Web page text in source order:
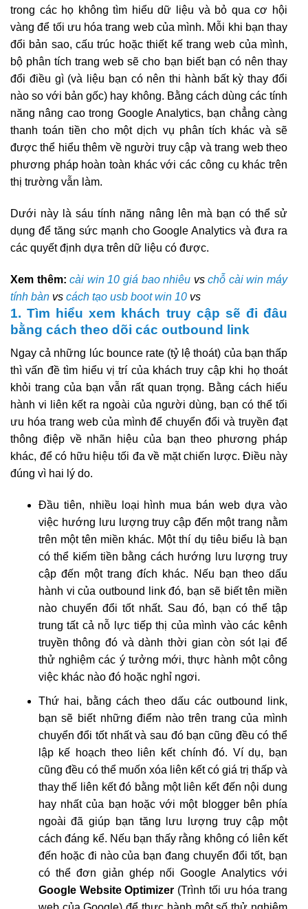
trong các họ không tìm hiểu dữ liệu và bỏ qua cơ hội
vàng để tối ưu hóa trang web của mình. Mỗi khi bạn thay
đổi bản sao, cấu trúc hoặc thiết kế trang web của mình,
bộ phân tích trang web sẽ cho bạn biết bạn có nên thay
đổi điều gì (và liệu bạn có nên thi hành bất kỳ thay đổi
nào so với bản gốc) hay không. Bằng cách dùng các tính
năng nâng cao trong Google Analytics, bạn chẳng càng
thanh toán tiền cho một dịch vụ phân tích khác và sẽ
được thể hiểu thêm về người truy cập và trang web theo
phương pháp hoàn toàn khác với các công cụ khác trên
thị trường vẫn làm.
Dưới này là sáu tính năng nâng lên mà bạn có thể sử
dụng để tăng sức mạnh cho Google Analytics và đưa ra
các quyết định dựa trên dữ liệu có được.
Xem thêm: cài win 10 giá bao nhiêu vschỗ cài win máy
tính bàn vs cách tạo usb boot win 10 vs
1. Tìm hiểu xem khách truy cập sẽ đi đâu
bằng cách theo dõi các outbound link
Ngay cả những lúc bounce rate (tỷ lệ thoát) của bạn thấp
thì vấn đề tìm hiểu vị trí của khách truy cập khi họ thoát
khỏi trang của bạn vẫn rất quan trọng. Bằng cách hiểu
hành vi liên kết ra ngoài của người dùng, bạn có thể tối
ưu hóa trang web của mình để chuyển đổi và truyền đạt
thông điệp về nhãn hiệu của bạn theo phương pháp
khác, để có hữu hiệu tối đa về mặt chiến lược. Điều này
đúng vì hai lý do.
Đầu tiên, nhiều loại hình mua bán web dựa vào
việc hướng lưu lượng truy cập đến một trang nằm
trên một tên miền khác. Một thí dụ tiêu biểu là bạn
có thể kiếm tiền bằng cách hướng lưu lượng truy
cập đến một trang đích khác. Nếu bạn theo dấu
hành vi của outbound link đó, bạn sẽ biết tên miền
nào chuyển đổi tốt nhất. Sau đó, bạn có thể tập
trung tất cả nỗ lực tiếp thị của mình vào các kênh
truyền thông đó và dành thời gian còn sót lại để
thử nghiệm các ý tưởng mới, thực hành một công
việc khác nào đó hoặc nghỉ ngơi.
Thứ hai, bằng cách theo dấu các outbound link,
bạn sẽ biết những điểm nào trên trang của mình
chuyển đổi tốt nhất và sau đó bạn cũng đều có thể
lập kế hoạch theo liên kết chính đó. Ví dụ, bạn
cũng đều có thể muốn xóa liên kết có giá trị thấp và
thay thế liên kết đó bằng một liên kết đến nội dung
hay nhất của bạn hoặc với một blogger bên phía
ngoài đã giúp bạn tăng lưu lượng truy cập một
cách đáng kể. Nếu bạn thấy rằng không có liên kết
đến hoặc đi nào của bạn đang chuyển đổi tốt, bạn
có thể đơn giản ghép nối Google Analytics với
Google Website Optimizer (Trình tối ưu hóa trang